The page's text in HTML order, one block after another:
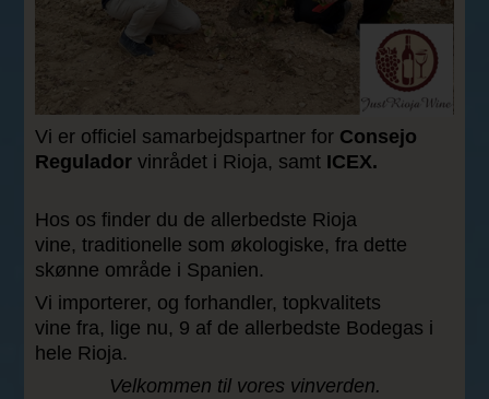
Vi er officiel samarbejdspartner for Consejo
Reguladorvinrådet i Rioja, samt ICEX.
Hos os finder du de allerbedste Rioja
vine, traditionelle som økologiske, fra dette
skønne område i Spanien.
Vi importerer, og forhandler, topkvalitets
vine fra, lige nu, 9 af de allerbedste Bodegas i
hele Rioja.
Velkommen til vores vinverden.